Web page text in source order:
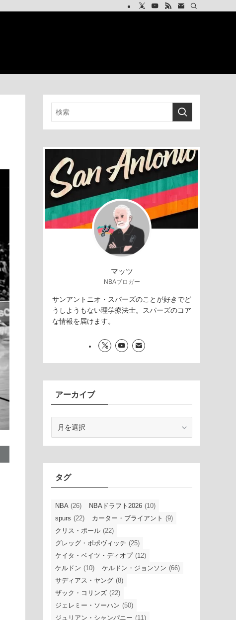
マッツ
NBAブロガー
サンアントニオ・スパーズのことが好きでど
うしようもない理学療法士。スパーズのコア
な情報を届けます。
アーカイブ
ブ
タグ
NBA (26) NBAドラフト2026 (10)
spurs (22) カーター・ブライアント (9)
クリス・ポール (22)
グレッグ・ポポヴィッチ (25)
ケイタ・ベイツ・ディオプ (12)
ケルドン (10) ケルドン・ジョンソン (66)
サディアス・ヤング (8)
ザック・コリンズ (22)
ジェレミー・ソーハン (50)
ジュリアン・シャンパニー (11)